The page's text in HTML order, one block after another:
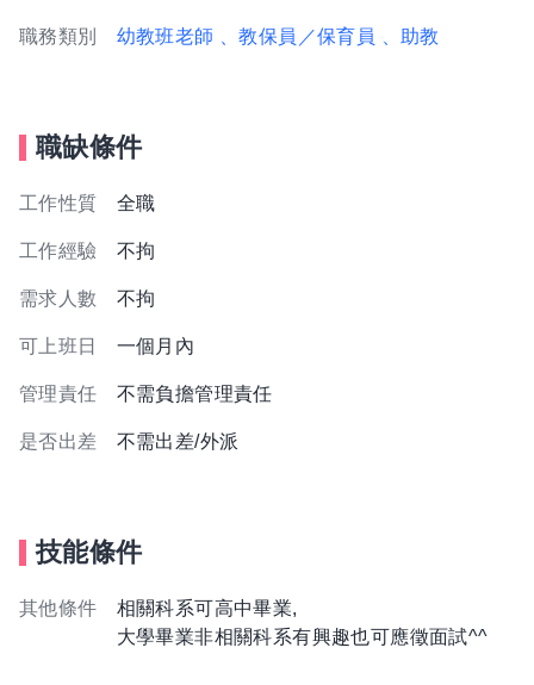
職務類別 幼教班老師 、教保員／保育員 、助教
職缺條件
工作性質 全職
工作經驗 不拘
需求人數 不拘
可上班日 一個月內
管理責任 不需負擔管理責任
是否出差 不需出差/外派
技能條件
其他條件
相關科系可高中畢業,
大學畢業非相關科系有興趣也可應徵面試^^